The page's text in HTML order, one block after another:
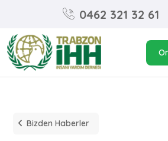
0462 321 32 61
Bizden Haberler